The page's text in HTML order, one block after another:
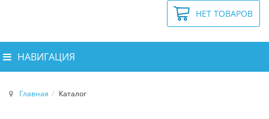
НЕТ ТОВАРОВ
НАВИГАЦИЯ
Главная Каталог